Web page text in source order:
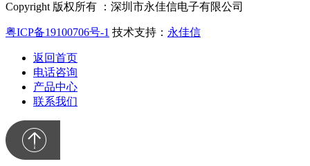
Copyright 版权所有 ：深圳市永佳信电子有限公司
粤ICP备19100706号-1 技术支持： 永佳信
返回首页
电话咨询
产品中心
联系我们